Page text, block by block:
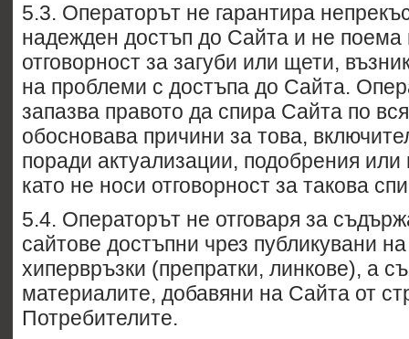
5.3. Операторът не гарантира
надежден достъп до Сайта и не поема
отговорност за загуби или щети,
на проблеми с достъпа до Сайта.
запазва правото да спира Сайта по
обосновава причини за това,
поради актуализации, подобрения
като не носи отговорност за такова
5.4. Операторът не отговаря за
сайтове достъпни чрез публикувани
хипервръзки (препратки, линкове), а
материалите, добавяни на Сайта от
Потребителите.